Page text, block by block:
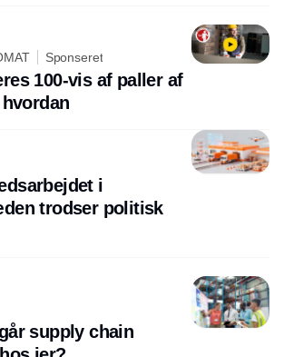
Sponseret
100-vis af paller af
i
trodser politisk
supply chain